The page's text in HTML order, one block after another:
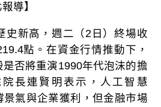
導】
史新高，週二（2日）終場收
點。在資金行情推動下，
否將重演1990年代泡沫的擔
長連賢明表示，人工智慧
景氣與企業獲利，但金融市場